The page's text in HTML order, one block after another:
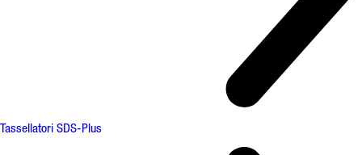
Tassellatori SDS-Plus